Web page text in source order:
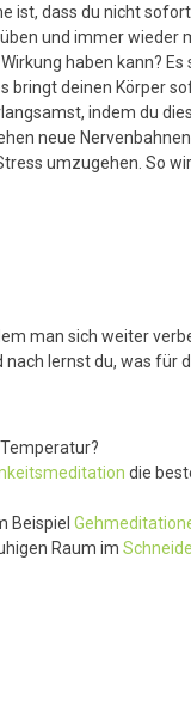
dass du nicht
und immer wieder
haben kann? Es
deinen Körper
indem du
neue
umzugehen. So
man sich weiter
lernst du, was
die
Beispiel
Raum im